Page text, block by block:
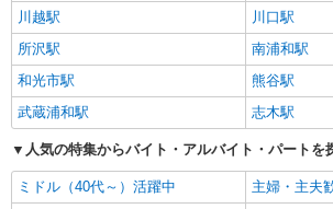
川越駅
川口駅
所沢駅
南浦和駅
和光市駅
熊谷駅
武蔵浦和駅
志木駅
人気の特集からバイト・アルバイト・パートを
ミドル（40代～）活躍中
主婦・主夫